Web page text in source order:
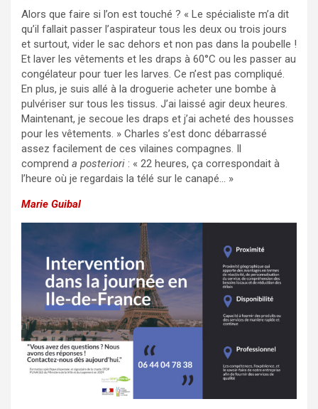
Alors que faire si l’on est touché ? « Le spécialiste m’a dit
qu’il fallait passer l’aspirateur tous les deux ou trois jours
et surtout, vider le sac dehors et non pas dans la poubelle !
Et laver les vêtements et les draps à 60°C ou les passer au
congélateur pour tuer les larves. Ce n’est pas compliqué.
En plus, je suis allé à la droguerie acheter une bombe à
pulvériser sur tous les tissus. J’ai laissé agir deux heures.
Maintenant, je secoue les draps et j’ai acheté des housses
pour les vêtements. » Charles s’est donc débarrassé
assez facilement de ces vilaines compagnes. Il
comprend a posteriori : « 22 heures, ça correspondait à
l’heure où je regardais la télé sur le canapé… »
Marie Guibal